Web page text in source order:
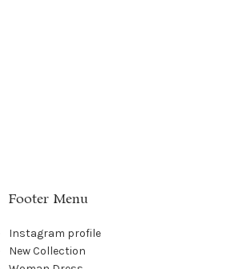
Footer Menu
Instagram profile
New Collection